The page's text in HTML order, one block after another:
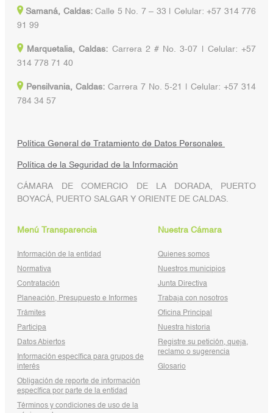
Samaná, Caldas:Calle 5 No. 7 – 33 | Celular: +57 314 776
91 99
Marquetalia, Caldas: Carrera 2 # No. 3-07 | Celular: +57
314 778 71 40
Pensilvania, Caldas:Carrera 7 No. 5-21 | Celular: +57 314
784 34 57
Política General de Tratamiento de Datos Personales
Política de la Seguridad de la Información
CÁMARA DE COMERCIO DE LA DORADA, PUERTO
BOYACÁ, PUERTO SALGAR Y ORIENTE DE CALDAS.
Menú Transparencia
Información de la entidad
Normativa
Contratación
Planeación, Presupuesto e Informes
Trámites
Participa
Datos Abiertos
Información específica para grupos de
interés
Obligación de reporte de información
específica por parte de la entidad
Términos y condiciones de uso de la
Nuestra Cámara
Quienes somos
Nuestros municipios
Junta Directiva
Trabaja con nosotros
Oficina Principal
Nuestra historia
Registre su petición, queja,
reclamo o sugerencia
Glosario